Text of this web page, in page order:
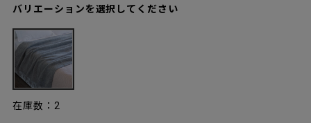
バリエーションを選択してください
在庫数：2